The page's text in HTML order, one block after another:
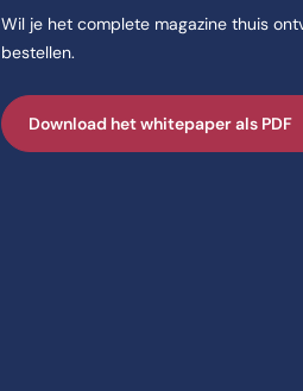
Wil je het complete magazine thuis
bestellen.
Download het whitepaper als PDF